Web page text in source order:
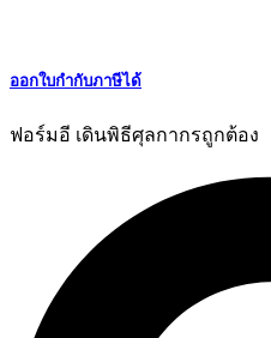
ออกใบกำกับภาษีได้
ฟอร์มอี เดินพิธีศุลกากรถูกต้อง